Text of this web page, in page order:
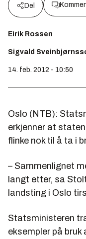
Del
Eirik Rossen
Sigvald
14. feb. 2012 - 10:50
Oslo (NTB):
erkjenner at
flinke nok til å ta i
– Sammenlignet
langt etter, sa
landsting i Oslo
Statsministeren
eksempler på